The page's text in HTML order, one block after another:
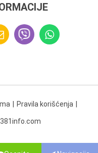
Pravila korišćenja
381info.com